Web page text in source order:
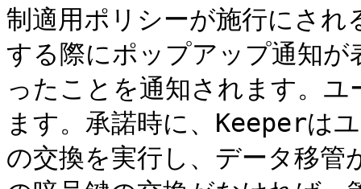
制適用ポリシーが施行にさ
する際にポップアップ通知
ったことを通知されます。
ます。承諾時に、Keeperは
の交換を実行し、データ移